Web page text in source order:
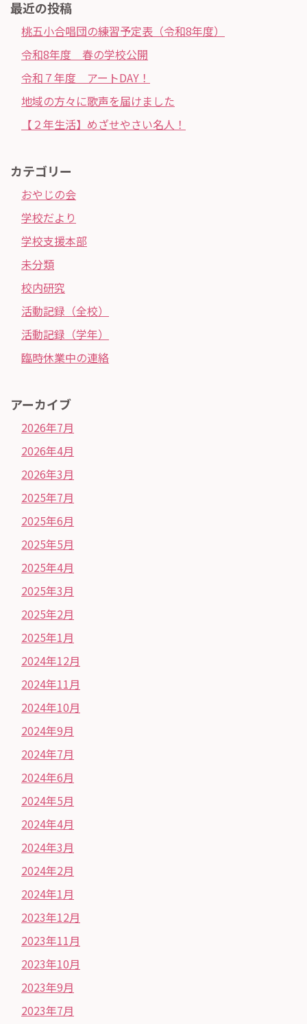
最近の投稿
桃五小合唱団の練習予定表（令和8年度）
令和8年度 春の学校公開
令和７年度 アートDAY！
地域の方々に歌声を届けました
【２年生活】めざせやさい名人！
カテゴリー
おやじの会
学校だより
学校支援本部
未分類
校内研究
活動記録（全校）
活動記録（学年）
臨時休業中の連絡
アーカイブ
2026年7月
2026年4月
2026年3月
2025年7月
2025年6月
2025年5月
2025年4月
2025年3月
2025年2月
2025年1月
2024年12月
2024年11月
2024年10月
2024年9月
2024年7月
2024年6月
2024年5月
2024年4月
2024年3月
2024年2月
2024年1月
2023年12月
2023年11月
2023年10月
2023年9月
2023年7月